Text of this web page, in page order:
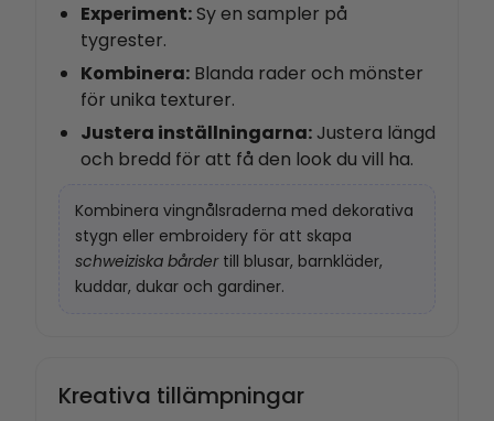
Experiment:Sy en sampler på
tygrester.
Kombinera: Blanda rader och mönster
för unika texturer.
Justera inställningarna: Justera längd
och bredd för att få den look du vill ha.
Kombinera vingnålsraderna med dekorativa
stygn eller embroidery för att skapa
schweiziska bårdertill blusar, barnkläder,
kuddar, dukar och gardiner.
Kreativa tillämpningar